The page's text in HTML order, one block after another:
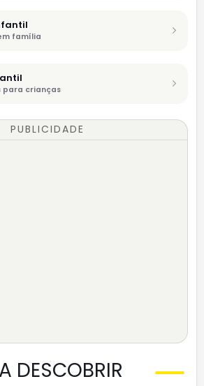
família
para crianças
PUBLICIDADE
DESCOBRIR